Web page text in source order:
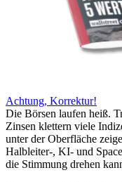
Achtung, Korrektur!
Die Börsen laufen heiß.
Zinsen klettern viele
unter der Oberfläche
Halbleiter-, KI- und
die Stimmung drehen